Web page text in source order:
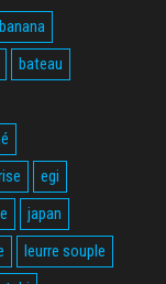
banana
bateau
egi
japan
leurre souple